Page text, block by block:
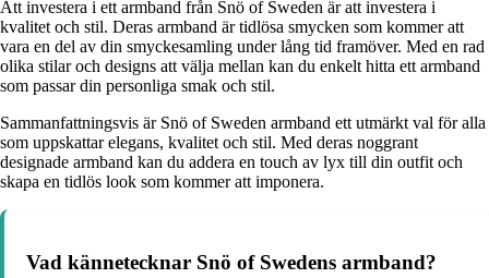
Att investera i ett armband från Snö of Sweden är att investera i
kvalitet och stil. Deras armband är tidlösa smycken som kommer att
vara en del av din smyckesamling under lång tid framöver. Med en rad
olika stilar och designs att välja mellan kan du enkelt hitta ett armband
som passar din personliga smak och stil.
Sammanfattningsvis är Snö of Sweden armband ett utmärkt val för alla
som uppskattar elegans, kvalitet och stil. Med deras noggrant
designade armband kan du addera en touch av lyx till din outfit och
skapa en tidlös look som kommer att imponera.
Vad kännetecknar Snö of Swedens armband?